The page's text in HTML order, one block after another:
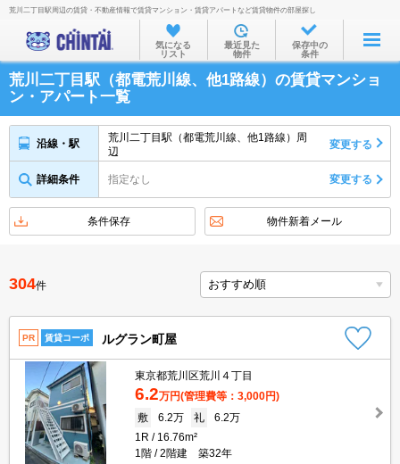
お部屋を探す
沿線・駅から
住所から
家賃相場から
不動産会社から
荒川二丁目駅周辺の賃貸・不動産情報で賃貸マンション・賃貸アパートなど賃貸物件の部屋探し
気になる
リスト
最近見た
物件
保存中の
条件
荒川二丁目駅（都電荒川線、他1路線）の賃貸マンショ
ン・アパート一覧
沿線・駅
荒川二丁目駅（都電荒川線、他1路線）周
辺
変更する
詳細条件 指定なし 変更する
条件保存 物件新着メール
304件
PR 賃貸コーポ ルグラン町屋
東京都荒川区荒川４丁目
6.2万円(管理費等：3,000円)
敷
6.2万 礼
6.2万
1R
16.76m²
1階
2階建 築32年